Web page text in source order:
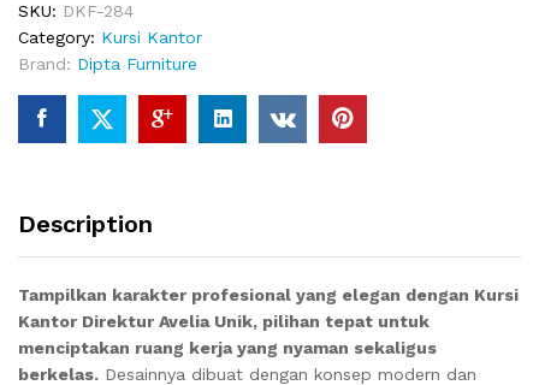
SKU: DKF-284
Category: Kursi Kantor
Brand: Dipta Furniture
Description
Tampilkan karakter profesional yang elegan dengan Kursi
Kantor Direktur Avelia Unik, pilihan tepat untuk
menciptakan ruang kerja yang nyaman sekaligus
berkelas. Desainnya dibuat dengan konsep modern dan